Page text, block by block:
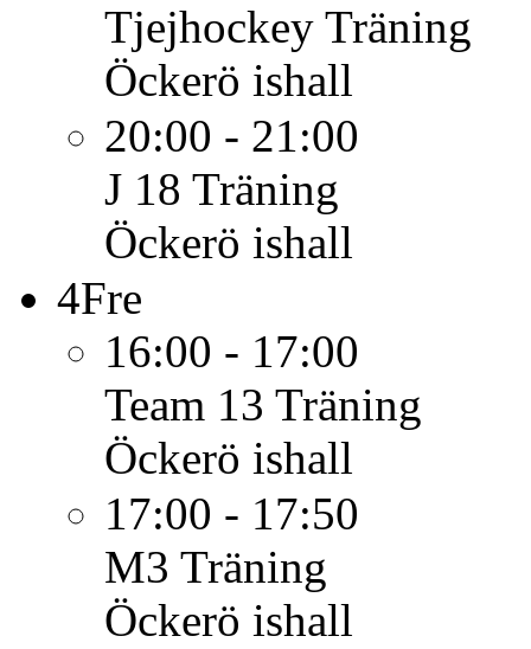
Tjejhockey Träning
Öckerö ishall
20:00 - 21:00
J 18 Träning
Öckerö ishall
4Fre
16:00 - 17:00
Team 13 Träning
Öckerö ishall
17:00 - 17:50
M3 Träning
Öckerö ishall